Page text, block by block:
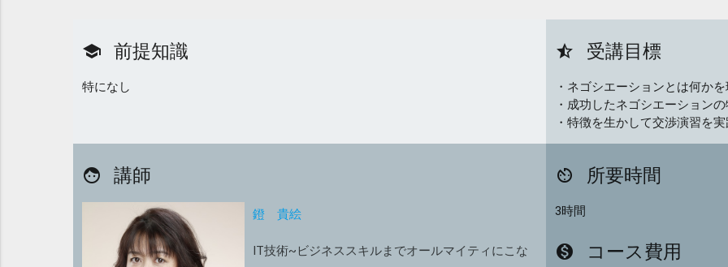
school 前提知識
特になし
star_half 受講目標
・ネゴシエーションとは何か
・成功したネゴシエーション
・特徴を生かして交渉演習を
face 講師
鐙 貴絵
IT技術~ビジネススキルまでオールマイティにこな
av_timer 所要時間
3時間
monetization_on コース費用